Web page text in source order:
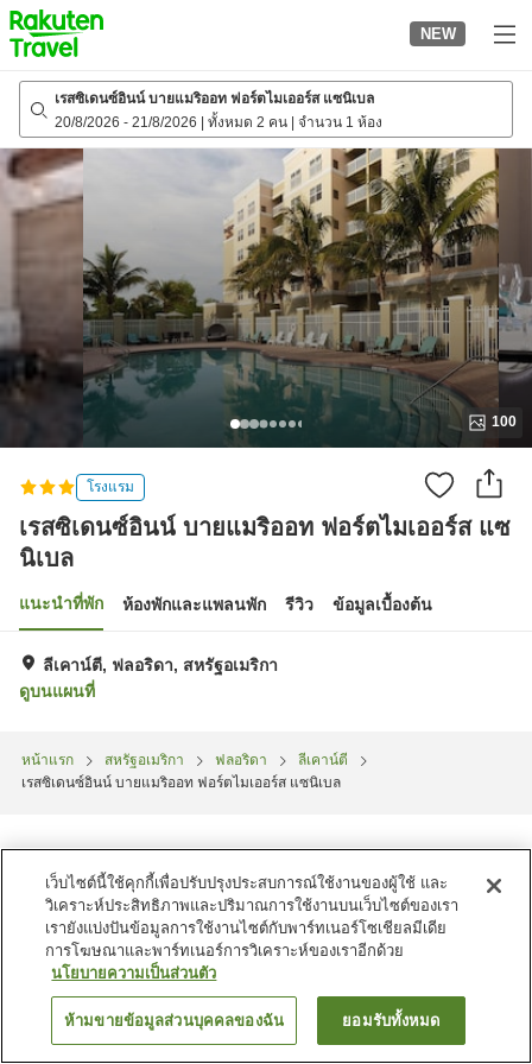
to
top
page
NEW
เรสซิเดนซ์อินน์ บายแมริออท ฟอร์ตไมเออร์ส แซนิเบล
20/8/2026 - 21/8/2026 ทั้งหมด 2 คน จำนวน 1 ห้อง
100
โรงแรม
เรสซิเดนซ์อินน์ บายแมริออท ฟอร์ตไมเออร์ส แซ
นิเบล
แนะนำที่พัก ห้องพักและแพลนพัก รีวิว ข้อมูลเบื้องต้น
ลีเคาน์ตี, ฟลอริดา, สหรัฐอเมริกา
ดูบนแผนที่
หน้าแรก สหรัฐอเมริกา ฟลอริดา
ลีเคาน์ตี
เรสซิเดนซ์อินน์ บายแมริออท ฟอร์ตไมเออร์ส แซนิเบล
ค้นหาห้องพัก
เว็บไซต์นี้ใช้คุกกี้เพื่อปรับปรุงประสบการณ์ใช้งานของผู้ใช้ และ
วิเคราะห์ประสิทธิภาพและปริมาณการใช้งานบนเว็บไซต์ของเรา
เรายังแบ่งปันข้อมูลการใช้งานไซต์กับพาร์ทเนอร์โซเชียลมีเดีย
การโฆษณาและพาร์ทเนอร์การวิเคราะห์ของเราอีกด้วย
นโยบายความเป็นส่วนตัว
ห้ามขายข้อมูลส่วนบุคคลของฉัน ยอมรับทั้งหมด